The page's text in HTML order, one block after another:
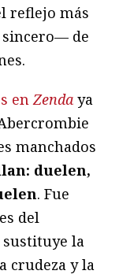
reflejo más
de
enZenda ya
manchados
duelen,
. Fue
del
la
crudeza y la